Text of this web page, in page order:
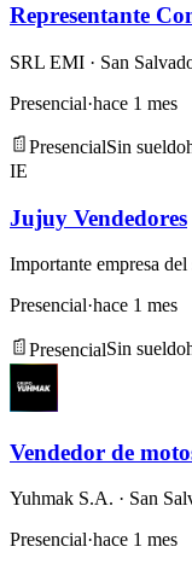
Representante
SRL EMI · San
Presencial·hace 1 mes
PresencialSin sueldo
IE
Jujuy Vendedores
Importante empresa del
Presencial·hace 1 mes
PresencialSin sueldo
Vendedor de
Yuhmak S.A. · San
Presencial·hace 1 mes